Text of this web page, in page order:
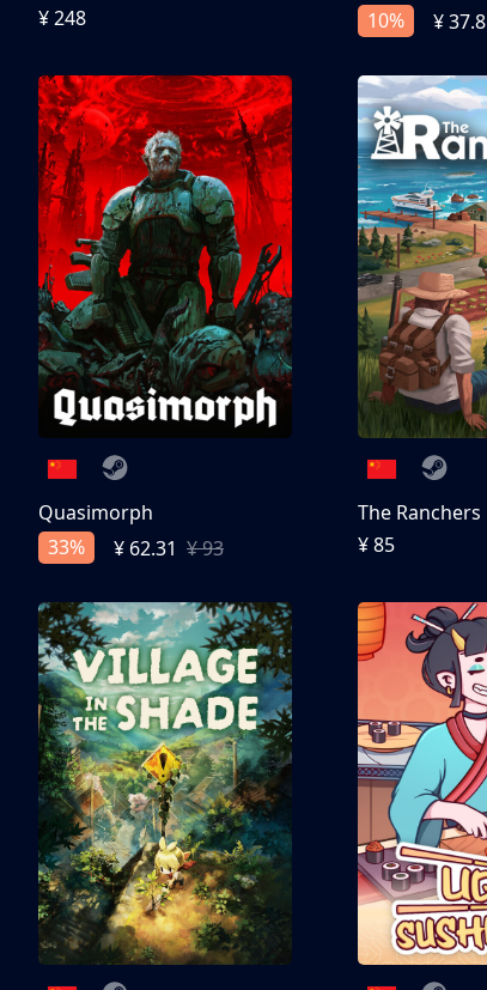
¥ 248
10%
¥ 37.8
Quasimorph
33%
¥ 62.31 ¥ 93
The Ranchers
¥ 85